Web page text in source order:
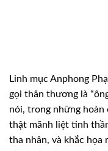
Linh mục Anphong
gọi thân thương là
nói, trong những hoàn
thật mãnh liệt tinh
tha nhân, và khắc họa